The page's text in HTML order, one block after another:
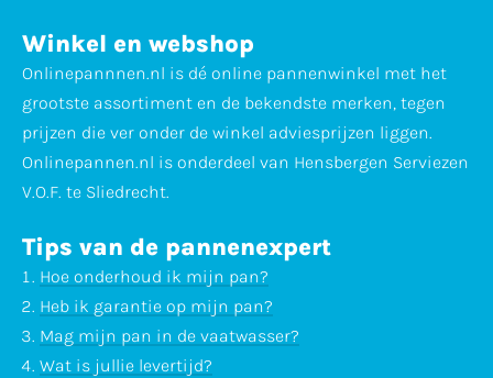
Winkel en webshop
Onlinepannnen.nl is dé online pannenwinkel met het
grootste assortiment en de bekendste merken, tegen
prijzen die ver onder de winkel adviesprijzen liggen.
Onlinepannen.nl is onderdeel van Hensbergen Serviezen
V.O.F. te Sliedrecht.
Tips van de pannenexpert
Hoe onderhoud ik mijn pan?
Heb ik garantie op mijn pan?
Mag mijn pan in de vaatwasser?
Wat is jullie levertijd?